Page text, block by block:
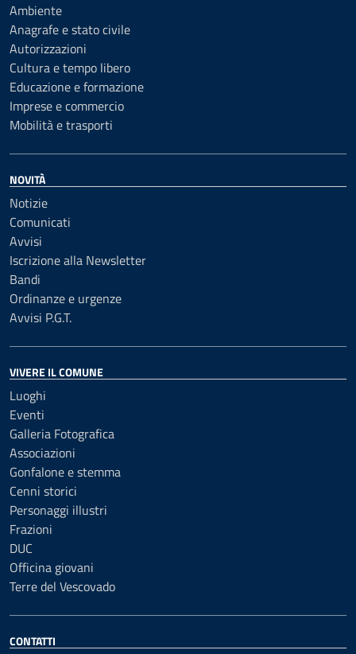
Ambiente
Anagrafe e stato civile
Autorizzazioni
Cultura e tempo libero
Educazione e formazione
Imprese e commercio
Mobilità e trasporti
NOVITÀ
Notizie
Comunicati
Avvisi
Iscrizione alla Newsletter
Bandi
Ordinanze e urgenze
Avvisi P.G.T.
VIVERE IL COMUNE
Luoghi
Eventi
Galleria Fotografica
Associazioni
Gonfalone e stemma
Cenni storici
Personaggi illustri
Frazioni
DUC
Officina giovani
Terre del Vescovado
CONTATTI